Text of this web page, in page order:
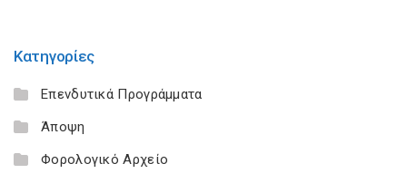
Κατηγορίες
Επενδυτικά Προγράμματα
Άποψη
Φορολογικό Αρχείο